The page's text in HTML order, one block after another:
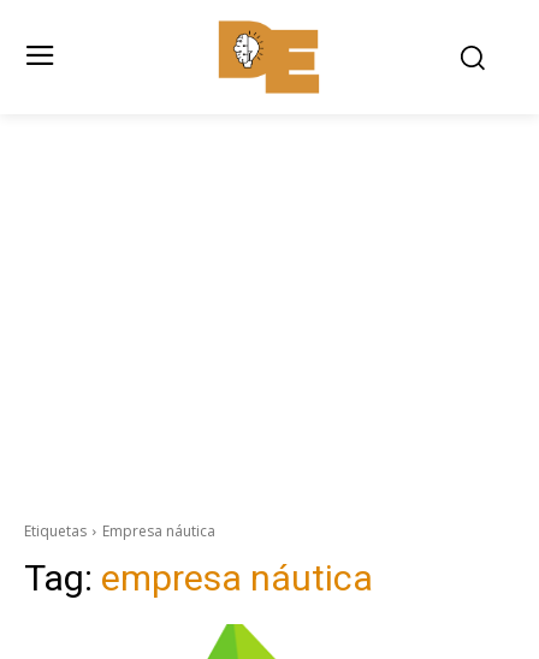
Etiquetas Empresa náutica
Tag: empresa náutica